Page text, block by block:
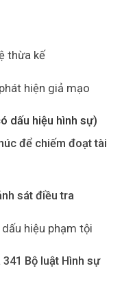
thừa kế
hiện giả mạo
dấu hiệu hình sự)
để chiếm đoạt tài
sát điều tra
dấu hiệu phạm tội
Bộ luật Hình sự